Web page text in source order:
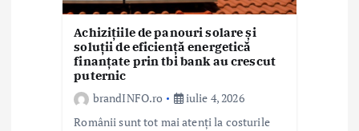
Achizițiile de panouri solare și
soluții de eficiență energetică
finanțate prin tbi bank au crescut
puternic
brandINFO.ro
iulie 4, 2026
Românii sunt tot mai atenți la costurile